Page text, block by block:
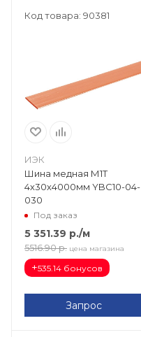
Код товара: 90381
ИЭК
Шина медная М1Т
4х30х4000мм YBC10-04-
030
Под заказ
5 351.39 р./м
5516.90 р. цена магазина
+535.14 бонусов
Запрос